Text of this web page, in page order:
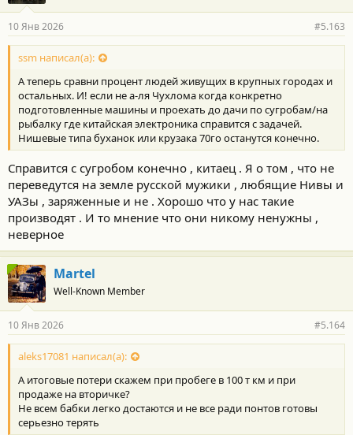
10 Янв 2026 #5.163
ssm написал(а):
А теперь сравни процент людей живущих в крупных городах и
остальных. И! если не а-ля Чухлома когда конкретно
подготовленные машины и проехать до дачи по сугробам/на
рыбалку где китайская электроника справится с задачей.
Нишевые типа буханок или крузака 70го останутся конечно.
Справится с сугробом конечно , китаец . Я о том , что не
переведутся на земле русской мужики , любящие Нивы и
УАЗы , заряженные и не . Хорошо что у нас такие
производят . И то мнение что они никому ненужны ,
неверное
Martel
Well-Known Member
10 Янв 2026 #5.164
aleks17081 написал(а):
А итоговые потери скажем при пробеге в 100 т км и при
продаже на вторичке?
Не всем бабки легко достаются и не все ради понтов готовы
серьезно терять